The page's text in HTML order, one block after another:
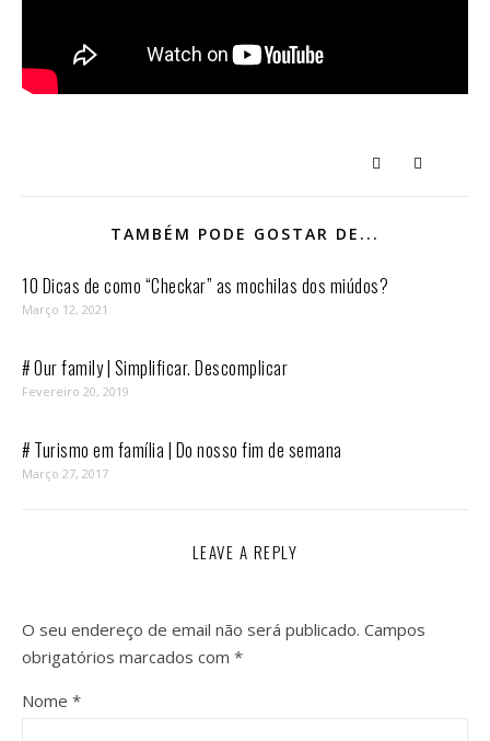
TAMBÉM PODE GOSTAR DE...
10 Dicas de como “Checkar” as mochilas dos miúdos?
Março 12, 2021
# Our family | Simplificar. Descomplicar
Fevereiro 20, 2019
# Turismo em família | Do nosso fim de semana
Março 27, 2017
LEAVE A REPLY
O seu endereço de email não será publicado. Campos
obrigatórios marcados com *
Nome *